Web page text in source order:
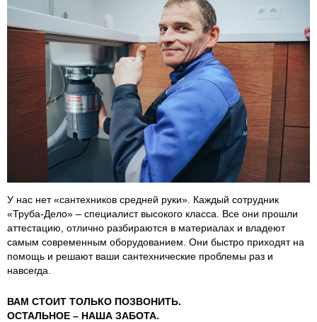
У нас нет «сантехников средней руки». Каждый сотрудник
«Труба-Дело» – специалист высокого класса. Все они прошли
аттестацию, отлично разбираются в материалах и владеют
самым современным оборудованием. Они быстро приходят на
помощь и решают ваши сантехнические проблемы раз и
навсегда.
ВАМ СТОИТ ТОЛЬКО ПОЗВОНИТЬ.
ОСТАЛЬНОЕ – НАША ЗАБОТА.